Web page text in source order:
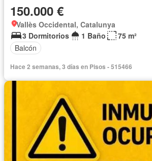
150.000 €
Vallès Occidental, Catalunya
3 Dormitorios
1 Baño
75 m²
Balcón
Hace 2 semanas, 3 días en Pisos - 515466